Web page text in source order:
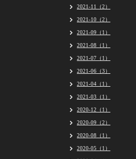
2021-11（2）
2021-10（2）
2021-09（1）
2021-08（1）
2021-07（1）
2021-06（3）
2021-04（1）
2021-03（1）
2020-12（1）
2020-09（2）
2020-08（1）
2020-05（1）